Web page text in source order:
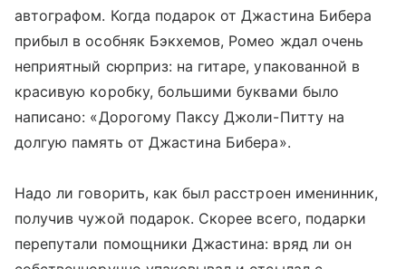
автографом. Когда подарок от Джастина Бибера
прибыл в особняк Бэкхемов, Ромео ждал очень
неприятный сюрприз: на гитаре, упакованной в
красивую коробку, большими буквами было
написано: «Дорогому Паксу Джоли-Питту на
долгую память от Джастина Бибера».
Надо ли говорить, как был расстроен именинник,
получив чужой подарок. Скорее всего, подарки
перепутали помощники Джастина: вряд ли он